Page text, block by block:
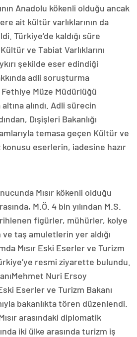
Anadolu kökenli olduğu ancak
ait kültür varlıklarının da
Türkiye’de kaldığı süre
ve Tabiat Varlıklarını
şekilde eser edindiği
adli soruşturma
Müze Müdürlüğü
alındı. Adli sürecin
Dışişleri Bakanlığı
temasa geçen Kültür ve
konusu eserlerin, iadesine hazır
Mısır kökenli olduğu
M.Ö. 4 bin yılından M.S.
figürler, mühürler, kolye
taş amuletlerin yer aldığı
Mısır Eski Eserler ve Turizm
resmi ziyarette bulundu.
Nuri Ersoy
Eserler ve Turizm Bakanı
bakanlıkta tören düzenlendi.
arasındaki diplomatik
iki ülke arasında turizm iş